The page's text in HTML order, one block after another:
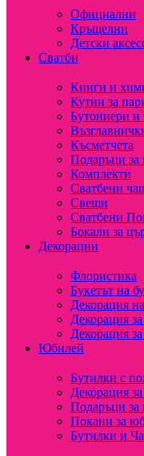
Официални
Кръщелни
Детски
Сватби
Книги и
Кутии за
Бутониери и
Късметчета
Подаръци за
Комплекти
Сватбени
Свещи
Сватбени
Бокали за
Декорации
Флористика
Букетът на
Декорация
Декорация
Декорация
Юбилей
Бутилки с
Декорация
Подаръци за
Покани за
Бутилки и